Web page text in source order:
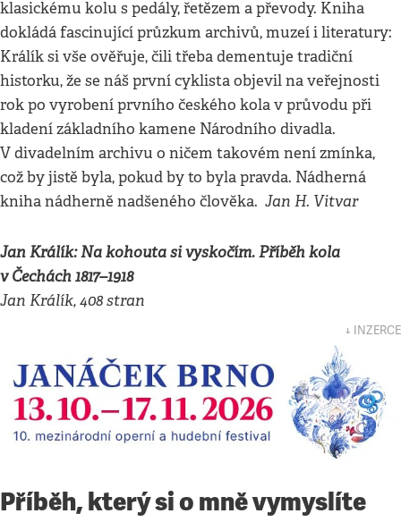
klasickému kolu s pedály, řetězem a převody. Kniha
dokládá fascinující průzkum archivů, muzeí i literatury:
Králík si vše ověřuje, čili třeba dementuje tradiční
historku, že se náš první cyklista objevil na veřejnosti
rok po vyrobení prvního českého kola v průvodu při
kladení základního kamene Národního divadla.
V divadelním archivu o ničem takovém není zmínka,
což by jistě byla, pokud by to byla pravda. Nádherná
kniha nádherně nadšeného člověka. Jan H. Vitvar
Jan Králík: Na kohouta si vyskočím. Příběh kola
v Čechách 1817–1918
Jan Králík, 408 stran
↓ INZERCE
Příběh, který si o mně vymyslíte